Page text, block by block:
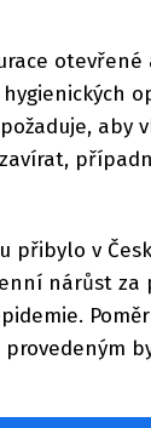
otevřené
aby
přibylo v
nárůst za
Poměr